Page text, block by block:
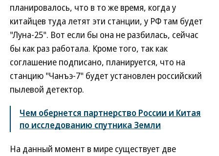
планировалось, что в то же время, когда у
китайцев туда летят эти станции, у РФ там будет
"Луна-25". Вот если бы она не разбилась, сейчас
бы как раз работала. Кроме того, так как
соглашение подписано, планируется, что на
станцию "Чанъэ-7" будет установлен российский
пылевой детектор.
Чем обернется партнерство России и Китая
по исследованию спутника Земли
На данный момент в мире существует две